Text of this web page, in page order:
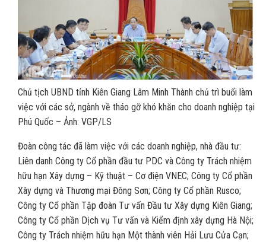
Chủ tịch UBND tỉnh Kiên Giang Lâm Minh Thành chủ trì buổi làm
việc với các sở, ngành về tháo gỡ khó khăn cho doanh nghiệp tại
Phú Quốc – Ảnh: VGP/LS
Đoàn công tác đã làm việc với các doanh nghiệp, nhà đầu tư:
Liên danh Công ty Cổ phần đầu tư PDC và Công ty Trách nhiệm
hữu hạn Xây dựng – Kỹ thuật – Cơ điện VNEC; Công ty Cổ phần
Xây dựng và Thương mại Đông Sơn; Công ty Cổ phần Rusco;
Công ty Cổ phần Tập đoàn Tư vấn Đầu tư Xây dựng Kiên Giang;
Công ty Cổ phần Dịch vụ Tư vấn và Kiểm định xây dựng Hà Nội;
Công ty Trách nhiệm hữu hạn Một thành viên Hải Lưu Cửa Cạn;